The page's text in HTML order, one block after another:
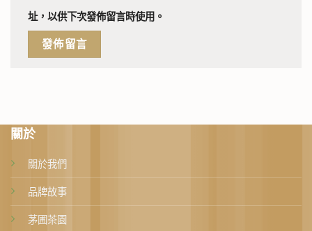
址，以供下次發佈留言時使用。
關於
關於我們
品牌故事
茅圃茶園